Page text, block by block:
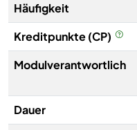
Häufigkeit
Kreditpunkte (CP)
Modulverantwortlich
Dauer